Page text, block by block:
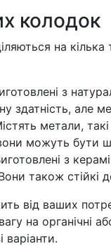
колодок
на
з
здатність, але
метали,
можуть бути
з
також стійкі
від ваших
на органічні
варіанти.